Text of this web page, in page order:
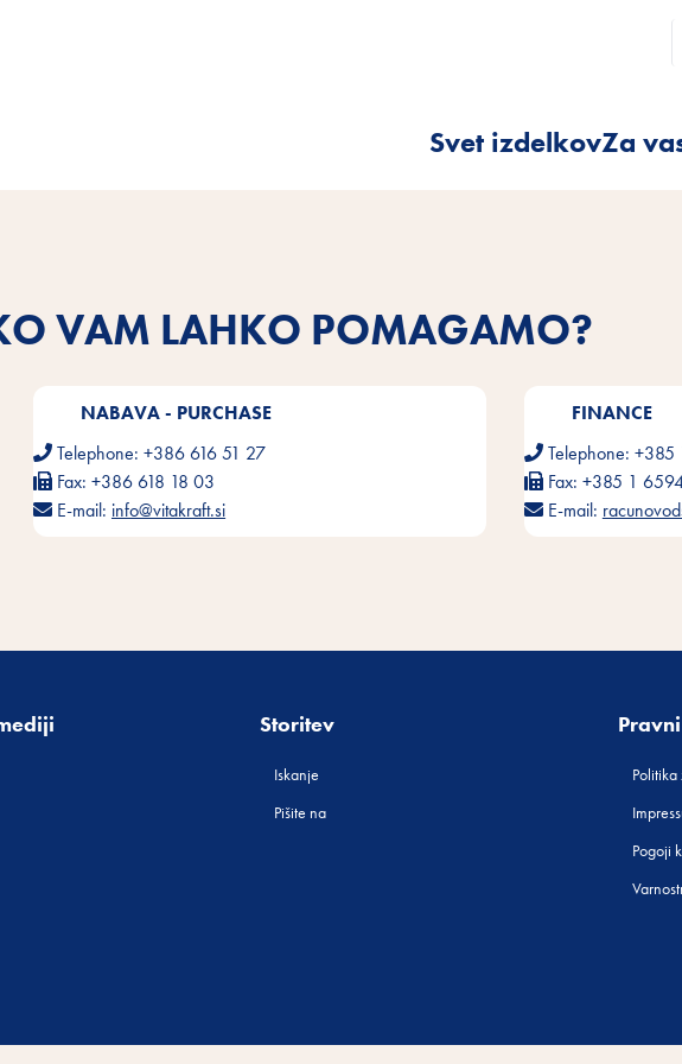
Svet izdelkovZa
VAM LAHKO POMAGAMO?
NABAVA - PURCHASE
Telephone:+386 616 51 27
Fax:+386 618 18 03
E-mail: info@vitakraft.si
FINANCE
Telephone: +385
Fax: +385 1
E-mail:
Storitev
Iskanje
Pišite na
Politika
Pogoji